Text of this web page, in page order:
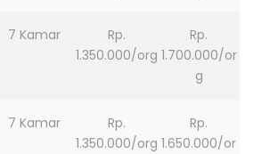
7 Kamar
Rp.
1.350.000/org
Rp.
1.700.000/or
g
7 Kamar
Rp.
1.350.000/org
Rp.
1.650.000/or